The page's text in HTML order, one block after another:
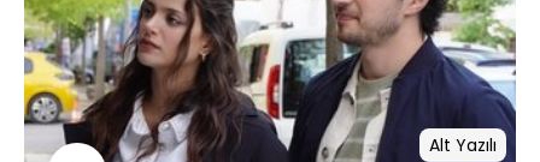
Alt Yazılı